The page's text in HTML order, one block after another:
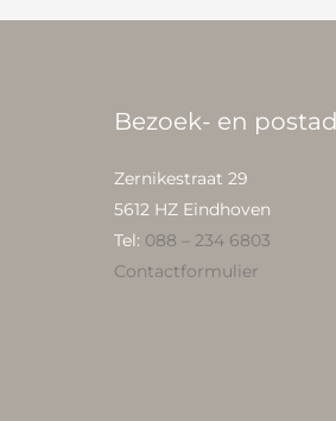
Bezoek- en
Zernikestraat 29
5612 HZ Eindhoven
Tel: 088 – 234 6803
Contactformulier